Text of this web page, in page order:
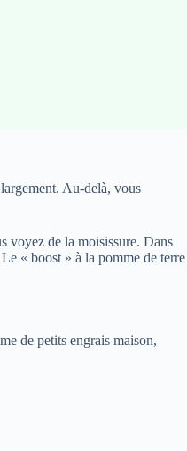
Au-delà, vous
voyez de la moisissure. Dans
« boost » à la pomme de terre
de petits engrais maison,